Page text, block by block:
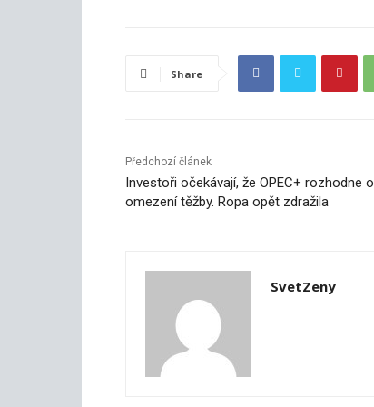
Share
Předchozí článek
Investoři očekávají, že OPEC+ rozhodne o
omezení těžby. Ropa opět zdražila
SvetZeny